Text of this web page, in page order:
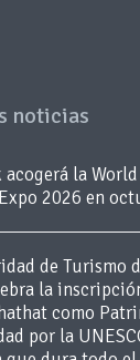
noticias
acogerá la
2026 en
de Turismo
la
como
por la